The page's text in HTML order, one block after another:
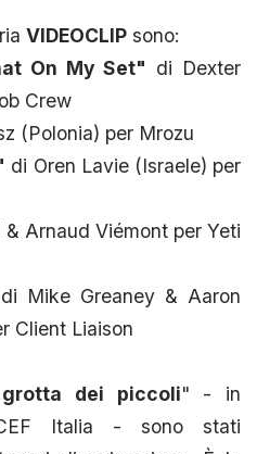
VIDEOCLIP sono:
On My Set" di Dexter
Crew
(Polonia) per Mrozu
di Oren Lavie (Israele) per
& Arnaud Viémont per Yeti
Mike Greaney & Aaron
Client Liaison
dei piccoli" - in
Italia - sono stati